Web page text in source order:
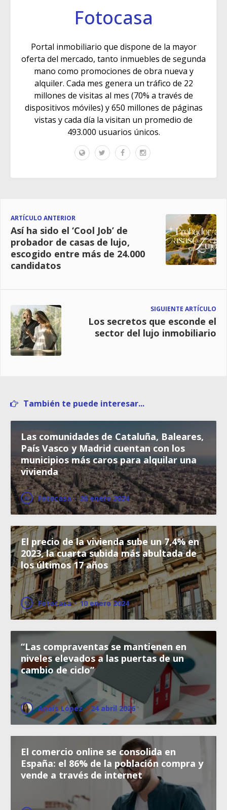
Fotocasa
Portal inmobiliario que dispone de la mayor
oferta del mercado, tanto inmuebles de segunda
mano como promociones de obra nueva y
alquiler. Cada mes genera un tráfico de 22
millones de visitas al mes (70% a través de
dispositivos móviles) y 650 millones de páginas
vistas y cada día la visitan un promedio de
493.000 usuarios únicos.
ARTÍCULO ANTERIOR
Así ha sido el ‘Cool Job’ de
probador de casas de lujo,
escogido entre más de 24.000
candidatos
SIGUIENTE ARTÍCULO
Los secretos que esconde el
sector del lujo inmobiliario
También te puede interesar...
Las comunidades de Cataluña, Baleares,
País Vasco y Madrid cuentan con los
municipios más caros para alquilar una
vivienda
Fotocasa · 26 enero 2024
El precio de la vivienda sube un 7,4% en
2023, la cuarta subida más abultada de
los últimos 17 años
Fotocasa · 10 enero 2024
“Las compraventas se mantienen en
niveles elevados a las puertas de un
cambio de ciclo”
Anaïs López · 24 abril 2026
El comercio online se consolida en
España: el 86% de la población compra y
vende a través de internet